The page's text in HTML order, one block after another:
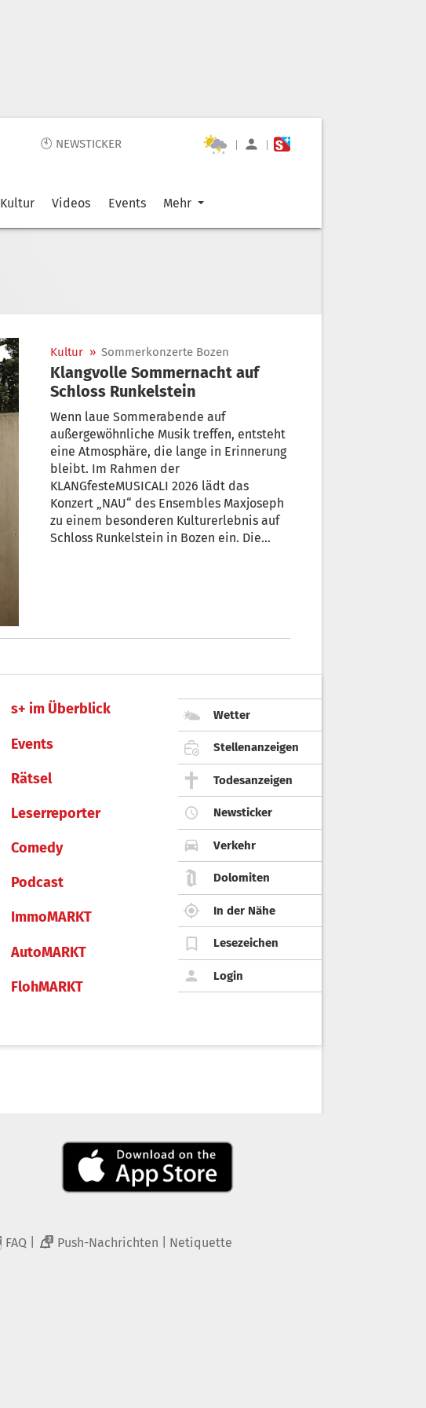
🕙 NEWSTICKER | |
Kultur Videos Events Mehr
Kultur » Sommerkonzerte Bozen
Klangvolle Sommernacht auf
Schloss Runkelstein
Wenn laue Sommerabende auf
außergewöhnliche Musik treffen, entsteht
eine Atmosphäre, die lange in Erinnerung
bleibt. Im Rahmen der
KLANGfesteMUSICALI 2026 lädt das
Konzert „NAU“ des Ensembles Maxjoseph
zu einem besonderen Kulturerlebnis auf
Schloss Runkelstein in Bozen ein. Die
s+ im Überblick
Events
Rätsel
Leserreporter
Comedy
Podcast
ImmoMARKT
AutoMARKT
FlohMARKT
Wetter
Stellenanzeigen
Todesanzeigen
Newsticker
Verkehr
Dolomiten
In der Nähe
Lesezeichen
Login
FAQ 2 Push-Nachrichten Netiquette